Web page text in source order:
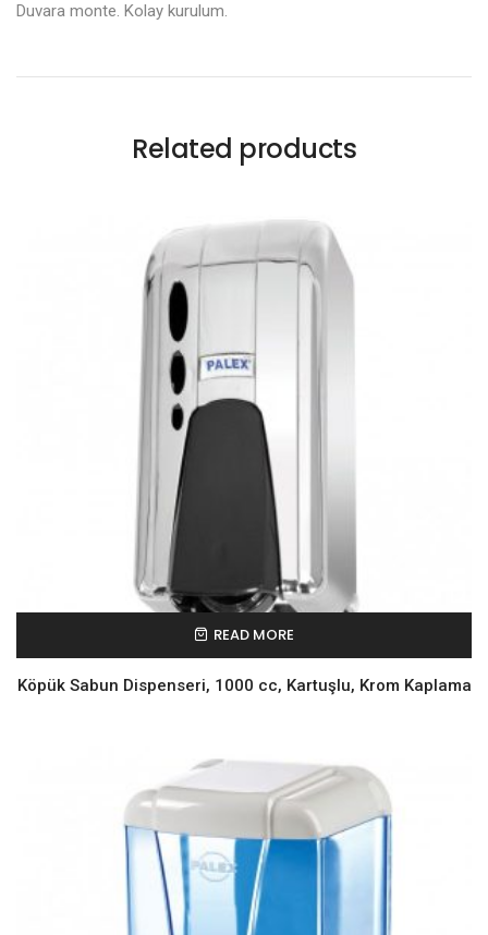
Duvara monte. Kolay kurulum.
Related products
READ MORE
Köpük Sabun Dispenseri, 1000 cc, Kartuşlu, Krom Kaplama